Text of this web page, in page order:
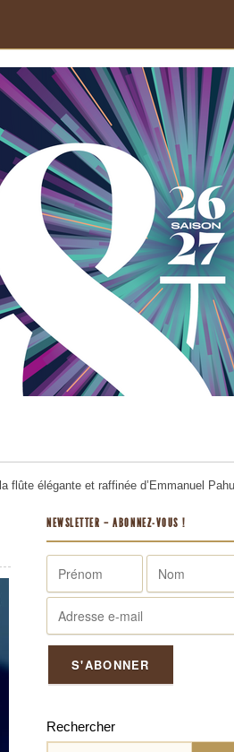
flûte élégante et raffinée d’Emmanuel
NEWSLETTER – ABONNEZ-VOUS !
Rechercher